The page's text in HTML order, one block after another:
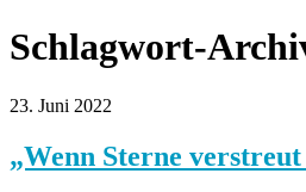
Schlagwort-
23. Juni 2022
„Wenn Sterne